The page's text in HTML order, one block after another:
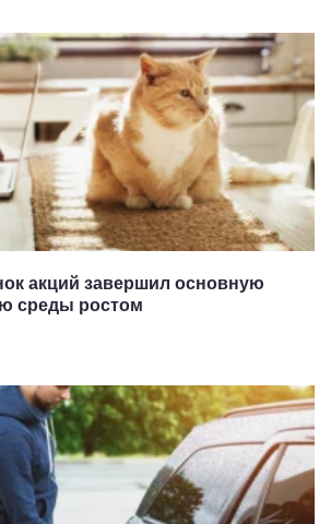
акций завершил основную
среды ростом